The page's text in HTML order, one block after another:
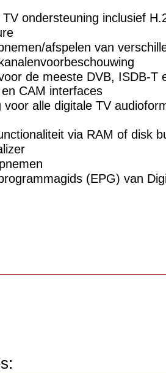
ondersteuning inclusief
afspelen van
de meeste DVB, ISDB-T
CAM interfaces
voor alle digitale TV
via RAM of disk
(EPG) van